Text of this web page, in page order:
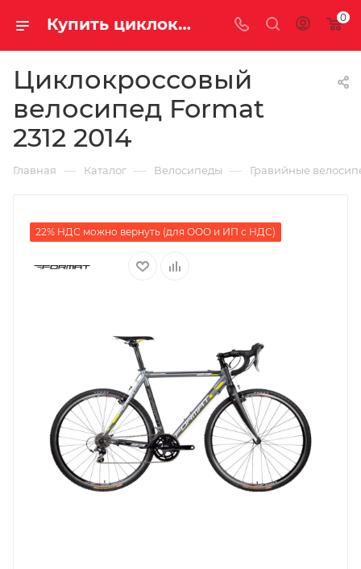
Купить циклокросс Format 2312 2014 на за 42750.00000000 рублей в Саратове и Энгельсе 0
Циклокроссовый
велосипед Format
2312 2014
Главная — Каталог — Велосипеды — Гравийные
22% НДС можно вернуть (для ООО и ИП с НДС)